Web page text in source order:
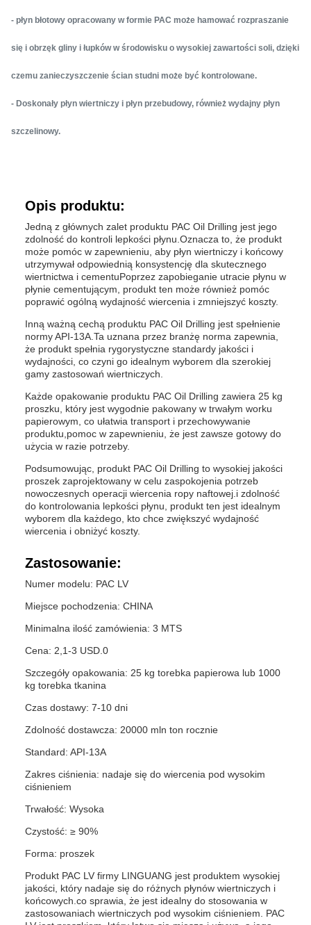
- płyn błotowy opracowany w formie PAC może hamować rozpraszanie
się i obrzęk gliny i łupków w środowisku o wysokiej zawartości soli, dzięki
czemu zanieczyszczenie ścian studni może być kontrolowane.
- Doskonały płyn wiertniczy i płyn przebudowy, również wydajny płyn
szczelinowy.
Opis produktu:
Jedną z głównych zalet produktu PAC Oil Drilling jest jego
zdolność do kontroli lepkości płynu.Oznacza to, że produkt
może pomóc w zapewnieniu, aby płyn wiertniczy i końcowy
utrzymywał odpowiednią konsystencję dla skutecznego
wiertnictwa i cementuPoprzez zapobieganie utracie płynu w
płynie cementującym, produkt ten może również pomóc
poprawić ogólną wydajność wiercenia i zmniejszyć koszty.
Inną ważną cechą produktu PAC Oil Drilling jest spełnienie
normy API-13A.Ta uznana przez branżę norma zapewnia,
że produkt spełnia rygorystyczne standardy jakości i
wydajności, co czyni go idealnym wyborem dla szerokiej
gamy zastosowań wiertniczych.
Każde opakowanie produktu PAC Oil Drilling zawiera 25 kg
proszku, który jest wygodnie pakowany w trwałym worku
papierowym, co ułatwia transport i przechowywanie
produktu,pomoc w zapewnieniu, że jest zawsze gotowy do
użycia w razie potrzeby.
Podsumowując, produkt PAC Oil Drilling to wysokiej jakości
proszek zaprojektowany w celu zaspokojenia potrzeb
nowoczesnych operacji wiercenia ropy naftowej.i zdolność
do kontrolowania lepkości płynu, produkt ten jest idealnym
wyborem dla każdego, kto chce zwiększyć wydajność
wiercenia i obniżyć koszty.
Zastosowanie:
Numer modelu: PAC LV
Miejsce pochodzenia: CHINA
Minimalna ilość zamówienia: 3 MTS
Cena: 2,1-3 USD.0
Szczegóły opakowania: 25 kg torebka papierowa lub 1000
kg torebka tkanina
Czas dostawy: 7-10 dni
Zdolność dostawcza: 20000 mln ton rocznie
Standard: API-13A
Zakres ciśnienia: nadaje się do wiercenia pod wysokim
ciśnieniem
Trwałość: Wysoka
Czystość: ≥ 90%
Forma: proszek
Produkt PAC LV firmy LINGUANG jest produktem wysokiej
jakości, który nadaje się do różnych płynów wiertniczych i
końcowych.co sprawia, że jest idealny do stosowania w
zastosowaniach wiertniczych pod wysokim ciśnieniem. PAC